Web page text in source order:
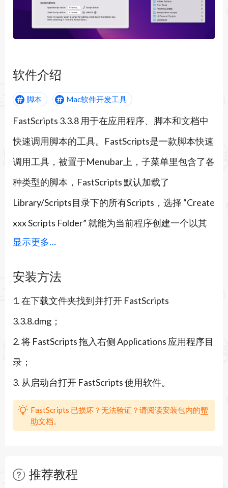
软件介绍
脚本 Mac软件开发工具
FastScripts 3.3.8 用于在应用程序、脚本和文档中
快速调用脚本的工具。FastScripts是一款脚本快速
调用工具，被置于Menubar上，子菜单里包含了各
种类型的脚本，FastScripts 默认加载了
Library/Scripts目录下的所有Scripts，选择 “Create
xxx Scripts Folder” 就能为当前程序创建一个以其
名字命名的脚本文件夹，你可以将脚本放在里面供
设置快捷键。
FastScripts 的主要变化之一是将脚本的执行从
FastScripts 应用程序本身转移到单独的脚本运行器
进程中。因为每个脚本的脚本进程都是唯一的，所
以我认为将脚本放在该应用程序中自己的线程上没
有任何好处。但是，当脚本在主线程上运行时，可
能会出现一些微妙的性能问题。
ScriptLight 搜索您的脚本
或者直接按回车键来运行最上面的结果。
显示更多…
安装方法
1. 在下载文件夹找到并打开 FastScripts
3.3.8.dmg；
2. 将 FastScripts 拖入右侧 Applications 应用程序目
录；
3. 从启动台打开 FastScripts 使用软件。
FastScripts 已损坏？无法验证？请阅读安装包内的帮
助文档。
推荐教程